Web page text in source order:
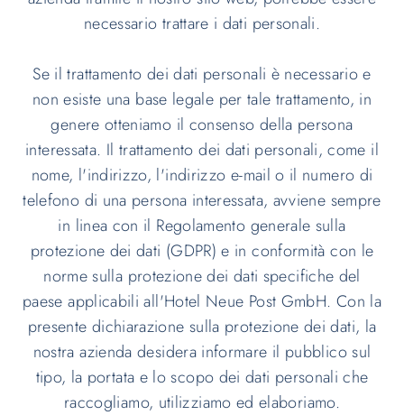
necessario trattare i dati personali.
Se il trattamento dei dati personali è necessario e
non esiste una base legale per tale trattamento, in
genere otteniamo il consenso della persona
interessata. Il trattamento dei dati personali, come il
nome, l'indirizzo, l'indirizzo e-mail o il numero di
telefono di una persona interessata, avviene sempre
in linea con il Regolamento generale sulla
protezione dei dati (GDPR) e in conformità con le
norme sulla protezione dei dati specifiche del
paese applicabili all'Hotel Neue Post GmbH. Con la
presente dichiarazione sulla protezione dei dati, la
nostra azienda desidera informare il pubblico sul
tipo, la portata e lo scopo dei dati personali che
raccogliamo, utilizziamo ed elaboriamo.